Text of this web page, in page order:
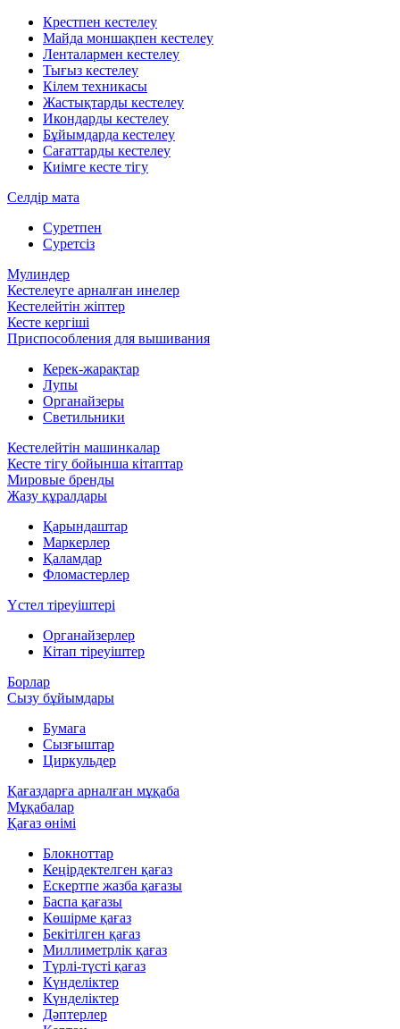
Крестпен кестелеу
Майда моншақпен кестелеу
Ленталармен кестелеу
Тығыз кестелеу
Кілем техникасы
Жастықтарды кестелеу
Икондарды кестелеу
Бұйымдарда кестелеу
Сағаттарды кестелеу
Киімге кесте тігу
Селдір мата
Суретпен
Суретсіз
Мулиндер
Кестелеуге арналған инелер
Кестелейтін жіптер
Кесте кергіші
Приспособления для вышивания
Керек-жарақтар
Лупы
Органайзеры
Светильники
Кестелейтін машинкалар
Кесте тігу бойынша кітаптар
Мировые бренды
Жазу құралдары
Қарындаштар
Маркерлер
Қаламдар
Фломастерлер
Үстел тіреуіштері
Органайзерлер
Кітап тіреуіштер
Борлар
Сызу бұйымдары
Бумага
Сызғыштар
Циркульдер
Қағаздарға арналған мұқаба
Мұқабалар
Қағаз өнімі
Блокноттар
Кеңірдектелген қағаз
Ескертпе жазба қағазы
Баспа қағазы
Көшірме қағаз
Бекітілген қағаз
Миллиметрлік қағаз
Түрлі-түсті қағаз
Күнделіктер
Күнделіктер
Дәптерлер